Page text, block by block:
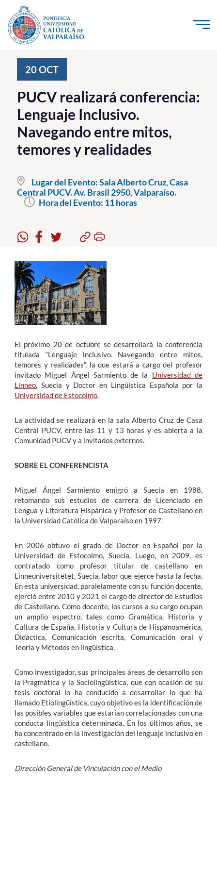
Click acá para ir directamente al contenido
Investigación, Creación e Innovación
PUCV Internacional
Vinculación con el Medio
Admisión
Pregrado
Postgrado
Estudiantes
Académicos
Funcionarios
Alumni
20 OCT
PUCV realizará conferencia:
Lenguaje Inclusivo.
Navegando entre mitos,
temores y realidades
Lugar del Evento:Sala Alberto Cruz, Casa
Central PUCV. Av. Brasil 2950, Valparaíso.
Hora del Evento: 11 horas
El próximo 20 de octubre se desarrollará la conferencia
titulada “Lenguaje inclusivo. Navegando entre mitos,
temores y realidades”, la que estará a cargo del profesor
invitado Miguel Ángel Sarmiento de la Universidad de
Linneo, Suecia y Doctor en Lingüística Española por la
Universidad de Estocolmo.
La actividad se realizará en la sala Alberto Cruz de Casa
Central PUCV, entre las 11 y 13 horas y es abierta a la
Comunidad PUCV y a invitados externos.
SOBRE EL CONFERENCISTA
Miguel Ángel Sarmiento emigró a Suecia en 1988,
retomando sus estudios de carrera de Licenciado en
Lengua y Literatura Hispánica y Profesor de Castellano en
la Universidad Católica de Valparaíso en 1997.
En 2006 obtuvo el grado de Doctor en Español por la
Universidad de Estocolmo, Suecia. Luego, en 2009, es
contratado como profesor titular de castellano en
Linneuniversitetet, Suecia, labor que ejerce hasta la fecha.
En esta universidad, paralelamente con su función docente,
ejerció entre 2010 y 2021 el cargo de director de Estudios
de Castellano. Como docente, los cursos a su cargo ocupan
un amplio espectro, tales como Gramática, Historia y
Cultura de España, Historia y Cultura de Hispanoamérica,
Didáctica, Comunicación escrita, Comunicación oral y
Teoría y Métodos en lingüística.
Como investigador, sus principales áreas de desarrollo son
la Pragmática y la Sociolingüística, que con ocasión de su
tesis doctoral lo ha conducido a desarrollar lo que ha
llamado Etiolingüística, cuyo objetivo es la identificación de
las posibles variables que estarían correlacionadas con una
conducta lingüística determinada. En los últimos años, se
ha concentrado en la investigación del lenguaje inclusivo en
castellano.
Dirección General de Vinculación con el Medio